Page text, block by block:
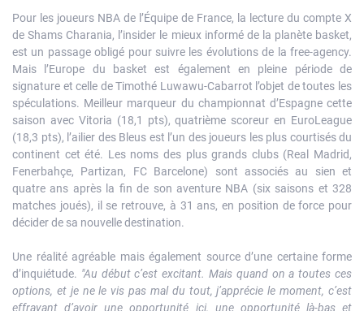
Pour les joueurs NBA de l’Équipe de France, la lecture du compte X
de Shams Charania, l’insider le mieux informé de la planète basket,
est un passage obligé pour suivre les évolutions de la free-agency.
Mais l’Europe du basket est également en pleine période de
signature et celle de Timothé Luwawu-Cabarrot l’objet de toutes les
spéculations. Meilleur marqueur du championnat d’Espagne cette
saison avec Vitoria (18,1 pts), quatrième scoreur en EuroLeague
(18,3 pts), l’ailier des Bleus est l’un des joueurs les plus courtisés du
continent cet été. Les noms des plus grands clubs (Real Madrid,
Fenerbahçe, Partizan, FC Barcelone) sont associés au sien et
quatre ans après la fin de son aventure NBA (six saisons et 328
matches joués), il se retrouve, à 31 ans, en position de force pour
décider de sa nouvelle destination.
Une réalité agréable mais également source d’une certaine forme
d’inquiétude. "Au début c’est excitant. Mais quand on a toutes ces
options, et je ne le vis pas mal du tout, j’apprécie le moment, c’est
effrayant d’avoir une opportunité ici, une opportunité là-bas et